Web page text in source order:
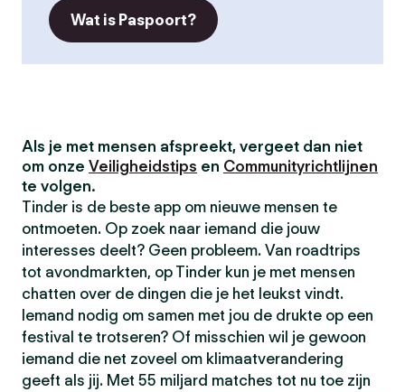
Wat is Paspoort?
Als je met mensen afspreekt, vergeet dan niet
om onze Veiligheidstips en Communityrichtlijnen
te volgen.
Tinder is de beste app om nieuwe mensen te
ontmoeten. Op zoek naar iemand die jouw
interesses deelt? Geen probleem. Van roadtrips
tot avondmarkten, op Tinder kun je met mensen
chatten over de dingen die je het leukst vindt.
Iemand nodig om samen met jou de drukte op een
festival te trotseren? Of misschien wil je gewoon
iemand die net zoveel om klimaatverandering
geeft als jij. Met 55 miljard matches tot nu toe zijn